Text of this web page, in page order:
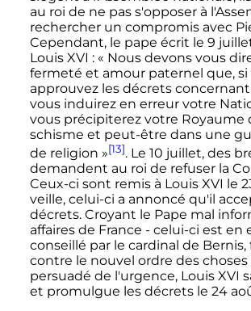
au roi de ne pas s'opposer à
rechercher un compromis avec
Cependant, le pape écrit le 9
Louis XVI : « Nous devons vous
fermeté et amour paternel que, si
approuvez les décrets
vous induirez en erreur votre
vous précipiterez votre Royaume
schisme et peut-être dans une
de religion »[13]. Le 10 juillet, des
demandent au roi de refuser la
Ceux-ci sont remis à Louis XVI le
veille, celui-ci a annoncé qu'il
décrets. Croyant le Pape mal
affaires de France - celui-ci est en
conseillé par le cardinal de
contre le nouvel ordre des choses
persuadé de l'urgence, Louis XVI
et promulgue les décrets le 24